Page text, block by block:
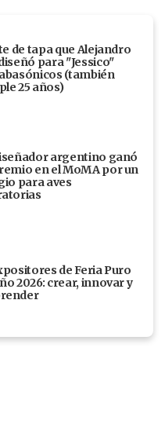
de tapa que Alejandro
para "Jessico"
(también
25 años)
argentino ganó
en el MoMA por un
para aves
de Feria Puro
2026: crear, innovar y